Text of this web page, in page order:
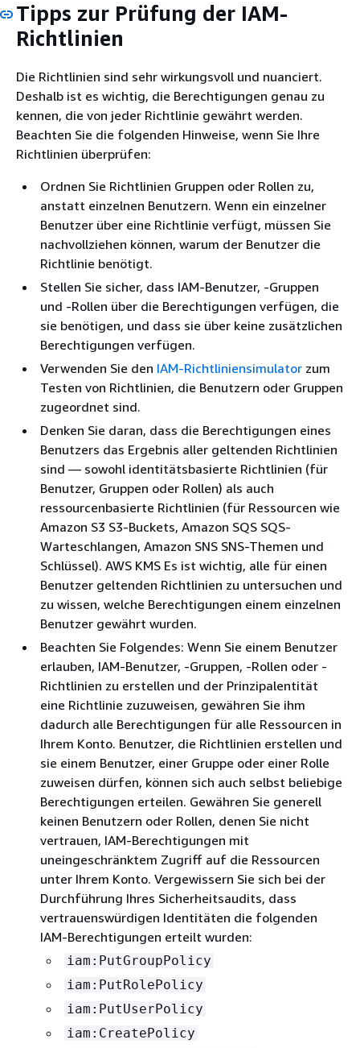
Tipps zur Prüfung der IAM-
Richtlinien
Die Richtlinien sind sehr wirkungsvoll und nuanciert.
Deshalb ist es wichtig, die Berechtigungen genau zu
kennen, die von jeder Richtlinie gewährt werden.
Beachten Sie die folgenden Hinweise, wenn Sie Ihre
Richtlinien überprüfen:
Ordnen Sie Richtlinien Gruppen oder Rollen zu,
anstatt einzelnen Benutzern. Wenn ein einzelner
Benutzer über eine Richtlinie verfügt, müssen Sie
nachvollziehen können, warum der Benutzer die
Richtlinie benötigt.
Stellen Sie sicher, dass IAM-Benutzer, -Gruppen
und -Rollen über die Berechtigungen verfügen, die
sie benötigen, und dass sie über keine zusätzlichen
Berechtigungen verfügen.
Verwenden Sie den IAM-Richtliniensimulator zum
Testen von Richtlinien, die Benutzern oder Gruppen
zugeordnet sind.
Denken Sie daran, dass die Berechtigungen eines
Benutzers das Ergebnis aller geltenden Richtlinien
sind — sowohl identitätsbasierte Richtlinien (für
Benutzer, Gruppen oder Rollen) als auch
ressourcenbasierte Richtlinien (für Ressourcen wie
Amazon S3 S3-Buckets, Amazon SQS SQS-
Warteschlangen, Amazon SNS SNS-Themen und
Schlüssel). AWS KMS Es ist wichtig, alle für einen
Benutzer geltenden Richtlinien zu untersuchen und
zu wissen, welche Berechtigungen einem einzelnen
Benutzer gewährt wurden.
Beachten Sie Folgendes: Wenn Sie einem Benutzer
erlauben, IAM-Benutzer, -Gruppen, -Rollen oder -
Richtlinien zu erstellen und der Prinzipalentität
eine Richtlinie zuzuweisen, gewähren Sie ihm
dadurch alle Berechtigungen für alle Ressourcen in
Ihrem Konto. Benutzer, die Richtlinien erstellen und
sie einem Benutzer, einer Gruppe oder einer Rolle
zuweisen dürfen, können sich auch selbst beliebige
Berechtigungen erteilen. Gewähren Sie generell
keinen Benutzern oder Rollen, denen Sie nicht
vertrauen, IAM-Berechtigungen mit
uneingeschränktem Zugriff auf die Ressourcen
unter Ihrem Konto. Vergewissern Sie sich bei der
Durchführung Ihres Sicherheitsaudits, dass
vertrauenswürdigen Identitäten die folgenden
IAM-Berechtigungen erteilt wurden:
iam:PutGroupPolicy
iam:PutRolePolicy
iam:PutUserPolicy
iam:CreatePolicy